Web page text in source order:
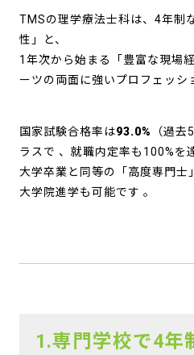
TMSの理学療法士科は、4年制
性」と、
1年次から始まる「豊富な現場
ーツの両面に強いプロフェッシ
国家試験合格率は93.0%
（過
ラスで 、就職内定率も100%を
大学卒業と同等の「高度専門士
大学院進学も可能です 。
1.専門学校で4年